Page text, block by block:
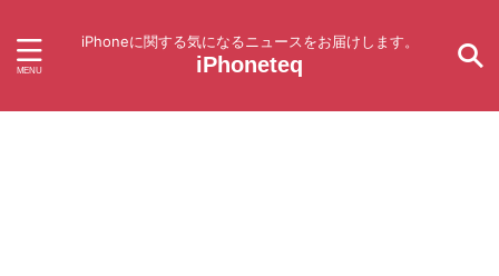
iPhoneに関する気になるニュースをお届けします。
iPhoneteq